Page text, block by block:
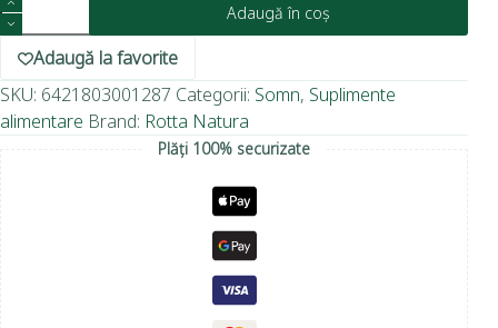
Adaugă în coș
Adaugă la favorite
SKU: 6421803001287 Categorii: Somn, Suplimente
alimentare Brand: Rotta Natura
Plăți 100% securizate